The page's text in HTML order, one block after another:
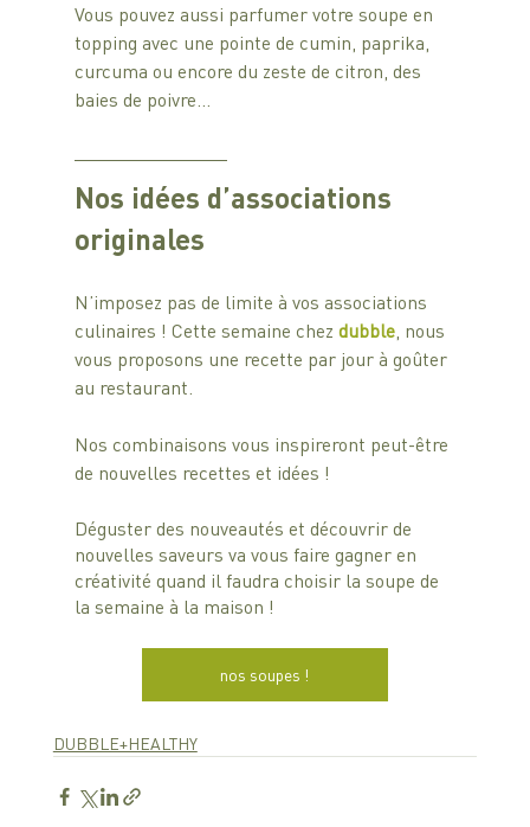
Vous pouvez aussi parfumer votre soupe en
topping avec une pointe de cumin, paprika,
curcuma ou encore du zeste de citron, des
baies de poivre…
Nos idées d’associations
originales
N’imposez pas de limite à vos associations
culinaires ! Cette semaine chez dubble, nous
vous proposons une recette par jour à goûter
au restaurant.
Nos combinaisons vous inspireront peut-être
de nouvelles recettes et idées !
Déguster des nouveautés et découvrir de
nouvelles saveurs va vous faire gagner en
créativité quand il faudra choisir la soupe de
la semaine à la maison !
nos soupes !
DUBBLE+HEALTHY